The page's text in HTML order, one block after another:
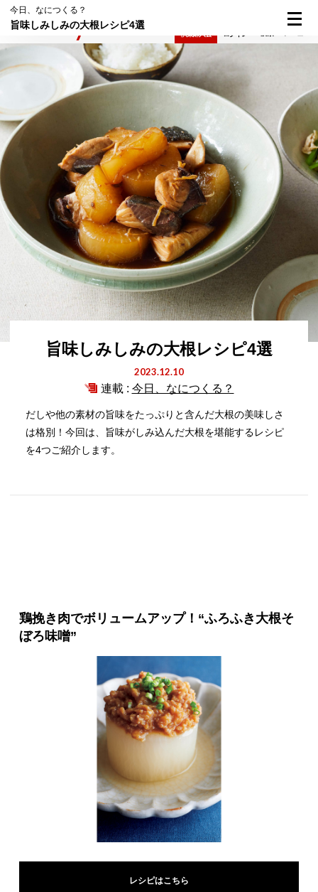
今日、なにつくる？
旨味しみしみの大根レシピ4選
旨味しみしみの大根レシピ4選
2023.12.10
連載 : 今日、なにつくる？
だしや他の素材の旨味をたっぷりと含んだ大根の美味しさ
は格別！今回は、旨味がしみ込んだ大根を堪能するレシピ
を4つご紹介します。
鶏挽き肉でボリュームアップ！“ふろふき大根そ
ぼろ味噌”
レシピはこちら